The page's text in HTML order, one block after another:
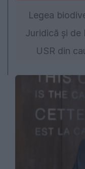
Legea
Juridică și de
USR din